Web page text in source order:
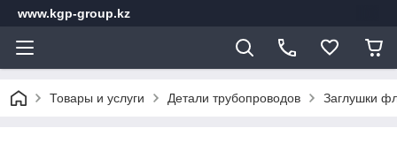
www.kgp-group.kz
Товары и услуги Детали трубопроводов Заглушки